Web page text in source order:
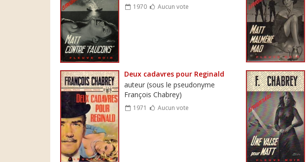
1970 Aucun vote
Deux cadavres pour Reginald
auteur (sous le pseudonyme
François Chabrey)
1971 Aucun vote